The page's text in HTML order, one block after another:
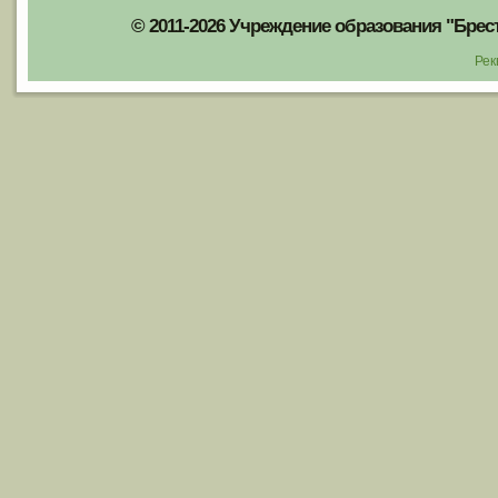
© 2011-2026 Учреждение образования